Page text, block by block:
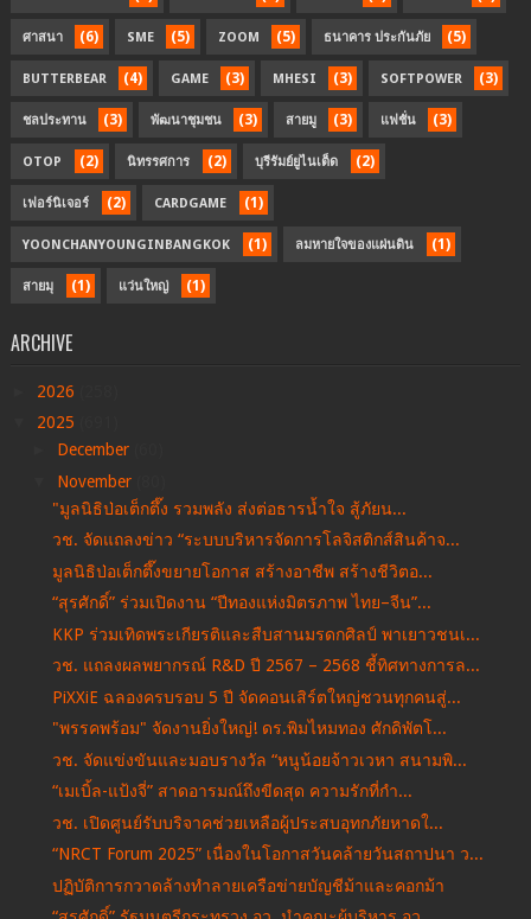
ศาสนา (6) SME (5) ZOOM (5) ธนาคาร ประกันภัย (5)
BUTTERBEAR (4) GAME (3) MHESI (3) SOFTPOWER (3)
ชลประทาน (3) พัฒนาชุมชน (3) สายมู (3) แฟชั่น (3)
OTOP (2) นิทรรศการ (2) บุรีรัมย์ยูไนเต็ด (2)
เฟอร์นิเจอร์ (2) CARDGAME (1)
YOONCHANYOUNGINBANGKOK (1) ลมหายใจของแผ่นดิน (1)
สายมุ (1) แว่นใหญ่ (1)
ARCHIVE
2026
2025
December
November
"มูลนิธิป่อเต็กตึ๊ง รวมพลัง ส่งต่อธารน้ำใจ สู้ภัยน...
วช. จัดแถลงข่าว “ระบบบริหารจัดการโลจิสติกส์สินค้าจ...
มูลนิธิป่อเต็กตึ๊งขยายโอกาส สร้างอาชีพ สร้างชีวิตอ...
“สุรศักดิ์” ร่วมเปิดงาน “ปีทองแห่งมิตรภาพ ไทย–จีน”...
KKP ร่วมเทิดพระเกียรติและสืบสานมรดกศิลป์ พาเยาวชนเ...
วช. แถลงผลพยากรณ์ R&D ปี 2567 – 2568 ชี้ทิศทางการล...
PiXXiE ฉลองครบรอบ 5 ปี จัดคอนเสิร์ตใหญ่ชวนทุกคนสู่...
"พรรคพร้อม" จัดงานยิ่งใหญ่! ดร.พิมไหมทอง ศักดิพัตโ...
วช. จัดแข่งขันและมอบรางวัล “หนูน้อยจ้าวเวหา สนามพิ...
“เมเบิ้ล-แป้งจี่” สาดอารมณ์ถึงขีดสุด ความรักที่กำ...
วช. เปิดศูนย์รับบริจาคช่วยเหลือผู้ประสบอุทกภัยหาดใ...
“NRCT Forum 2025” เนื่องในโอกาสวันคล้ายวันสถาปนา ว...
ปฏิบัติการกวาดล้างทำลายเครือข่ายบัญชีม้าและคอกม้า